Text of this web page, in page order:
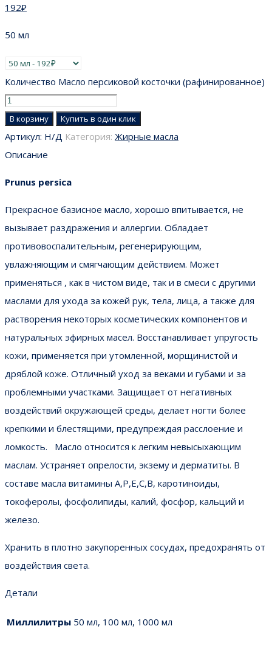
192₽
50 мл
Количество Масло персиковой косточки (рафинированное)
В корзину Купить в один клик
Артикул: Н/Д Категория: Жирные масла
Описание
Prunus persica
Прекрасное базисное масло, хорошо впитывается, не
вызывает раздражения и аллергии. Обладает
противовоспалительным, регенерирующим,
увлажняющим и смягчающим действием. Может
применяться , как в чистом виде, так и в смеси с другими
маслами для ухода за кожей рук, тела, лица, а также для
растворения некоторых косметических компонентов и
натуральных эфирных масел. Восстанавливает упругость
кожи, применяется при утомленной, морщинистой и
дряблой коже. Отличный уход за веками и губами и за
проблемными участками. Защищает от негативных
воздействий окружающей среды, делает ногти более
крепкими и блестящими, предупреждая расслоение и
ломкость. Масло относится к легким невысыхающим
маслам. Устраняет опрелости, экзему и дерматиты. В
составе масла витамины A,P,E,C,B, каротиноиды,
токоферолы, фосфолипиды, калий, фосфор, кальций и
железо.
Хранить в плотно закупоренных сосудах, предохранять от
воздействия света.
Детали
Миллилитры 50 мл, 100 мл, 1000 мл